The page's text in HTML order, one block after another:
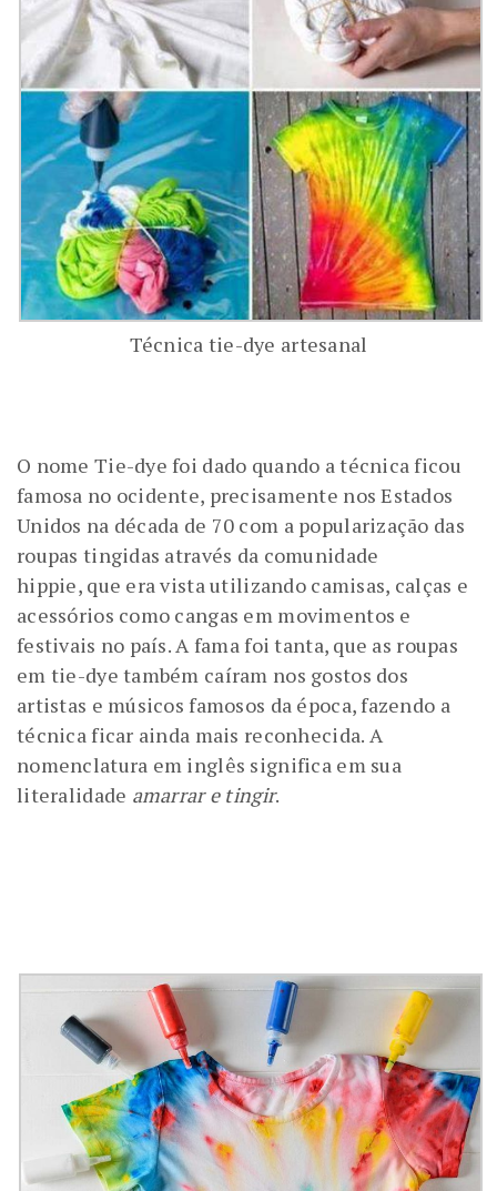
Técnica tie-dye artesanal
O nome Tie-dye foi dado quando a técnica ficou
famosa no ocidente, precisamente nos Estados
Unidos na década de 70 com a popularização das
roupas tingidas através da comunidade
hippie, que era vista utilizando camisas, calças e
acessórios como cangas em movimentos e
festivais no país. A fama foi tanta, que as roupas
em tie-dye também caíram nos gostos dos
artistas e músicos famosos da época, fazendo a
técnica ficar ainda mais reconhecida. A
nomenclatura em inglês significa em sua
literalidade amarrar e tingir.